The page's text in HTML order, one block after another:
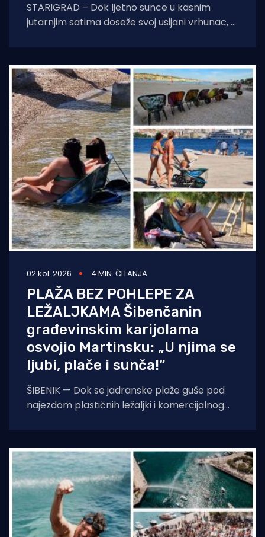
STARIGRAD – Dok ljetno sunce u kasnim
jutarnjim satima doseže svoj usijani vrhunac, a
02 kol. 2026 4 MIN. ČITANJA
PLAŽA BEZ POHLEPE ZA
LEŽALJKAMA Šibenčanin
građevinskim karijolama
osvojio Martinsku: „U njima se
ljubi, plače i sunča!“
ŠIBENIK — Dok se jadranske plaže guše pod
najezdom plastičnih ležaljki i komercijalnog